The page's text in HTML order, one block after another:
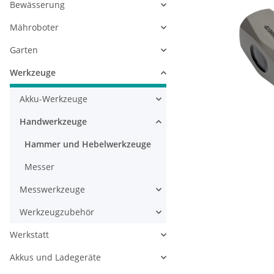
Bewässerung
Mähroboter
Garten
Werkzeuge
Akku-Werkzeuge
Handwerkzeuge
Hammer und Hebelwerkzeuge
Messer
Messwerkzeuge
Werkzeugzubehör
Werkstatt
Akkus und Ladegeräte